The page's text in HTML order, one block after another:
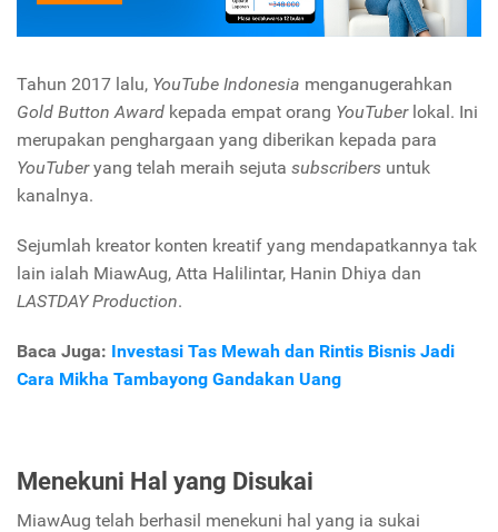
Tahun 2017 lalu, YouTube Indonesia menganugerahkan
Gold Button Award kepada empat orang YouTuberlokal. Ini
merupakan penghargaan yang diberikan kepada para
YouTuberyang telah meraih sejuta subscribers untuk
kanalnya.
Sejumlah kreator konten kreatif yang mendapatkannya tak
lain ialah MiawAug, Atta Halilintar, Hanin Dhiya dan
LASTDAY Production.
Baca Juga: Investasi Tas Mewah dan Rintis Bisnis Jadi
Cara Mikha Tambayong Gandakan Uang
Menekuni Hal yang Disukai
MiawAug telah berhasil menekuni hal yang ia sukai